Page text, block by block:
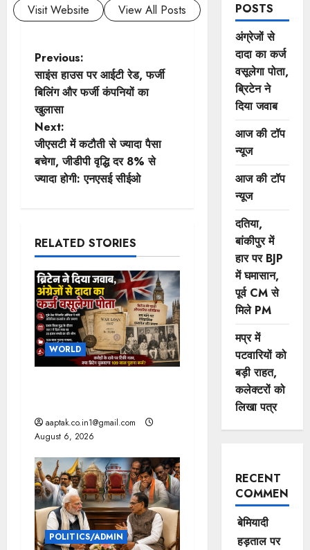
Visit Website View All Posts
P
o
s
t
n
v
i
g
a
t
o
n
Previous:
साइंस हाउस पर आईटी रेड, फर्जी
बिलिंग और फर्जी कंपनियों का
खुलासा
Next:
जीएसटी में कटौती से ज्यादा पैसा
बचेगा, जीडीपी वृद्धि दर 8% से
ज्यादा होगी: एनएसई सीईओ
RELATED STORIES
WORLD
aaptak.co.in1@gmail.com
August 6, 2026
POLITICS/ADMIN
POSTS
अंग्रेजों से
दादा का कर्ज
वसूलेगा पोता,
ब्रिटेन ने
दिया जवाब
आज की टॉप
न्यूज
आज की टॉप
न्यूज
दतिया,
बांकीपुर में
हार पर BJP
में घमासान,
पूर्व CM से
मिले PM
मप्र में
पटवारियों को
बड़ी राहत,
कलेक्टरों को
लिखा पत्र
RECENT
COMMENTS
बेमियादी
हड़ताल पर